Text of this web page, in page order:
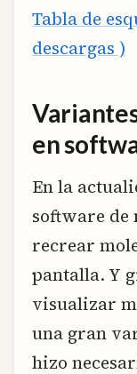
Tabla de
descargas )
en
En la
software de
recrear
pantalla. Y
visualizar
una gran
hizo